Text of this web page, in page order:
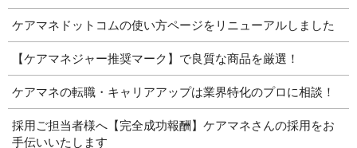
ケアマネドットコムの使い方ページをリニューアルしました
【ケアマネジャー推奨マーク】で良質な商品を厳選！
ケアマネの転職・キャリアアップは業界特化のプロに相談！
採用ご担当者様へ【完全成功報酬】ケアマネさんの採用をお
手伝いいたします